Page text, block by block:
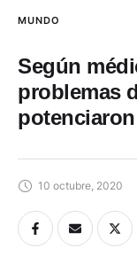
Según
problemas
10 octubre, 2020